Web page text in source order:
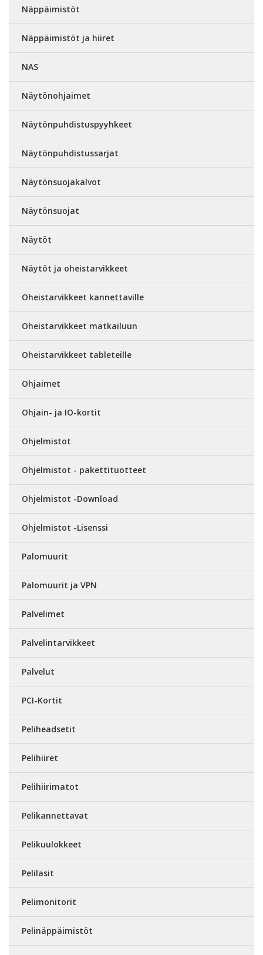
Näppäimistöt
Näppäimistöt ja hiiret
NAS
Näytönohjaimet
Näytönpuhdistuspyyhkeet
Näytönpuhdistussarjat
Näytönsuojakalvot
Näytönsuojat
Näytöt
Näytöt ja oheistarvikkeet
Oheistarvikkeet kannettaville
Oheistarvikkeet matkailuun
Oheistarvikkeet tableteille
Ohjaimet
Ohjain- ja IO-kortit
Ohjelmistot
Ohjelmistot - pakettituotteet
Ohjelmistot -Download
Ohjelmistot -Lisenssi
Palomuurit
Palomuurit ja VPN
Palvelimet
Palvelintarvikkeet
Palvelut
PCI-Kortit
Peliheadsetit
Pelihiiret
Pelihiirimatot
Pelikannettavat
Pelikuulokkeet
Pelilasit
Pelimonitorit
Pelinäppäimistöt